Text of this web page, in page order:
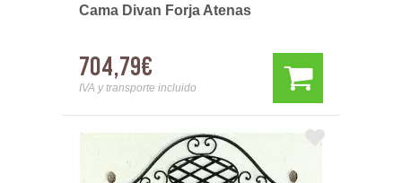
Cama Divan Forja Atenas
704,79€
IVA y transporte incluido